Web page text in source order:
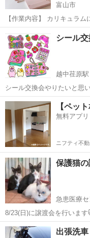
富山市
【作業内容】 カリキュラムに沿って行う文字入力、 求人記事の作成、
お問い合わせ対応、 SNS運営
の方でも安心して始められ
ます ...
富山市 その他
シール
越中荏原駅
シール交換会やりたいと思
お子様連れ大歓迎♡ お時間
うかな？と思っています。
所等細かい詳細はDM...
富山 富山市 越中
【ペッ
無料アプリ
ニフティ不
保護猫
急患医療
8/23(日)に譲渡会を行います🐱✨ ピースアニマルズホーム
は、普段の猫たちの住まい
で、猫たちがいつもどおり
富山 高岡市 急患医
出張洗